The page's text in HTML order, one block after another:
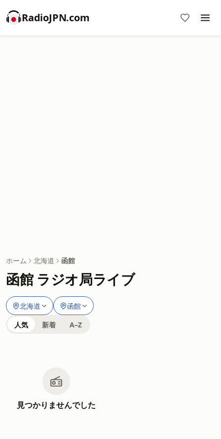
RadioJPN.com
ホーム 北海道 函館
函館 ラジオ局ライブ
北海道 函館
人気 新着 A–Z
見つかりませんでした